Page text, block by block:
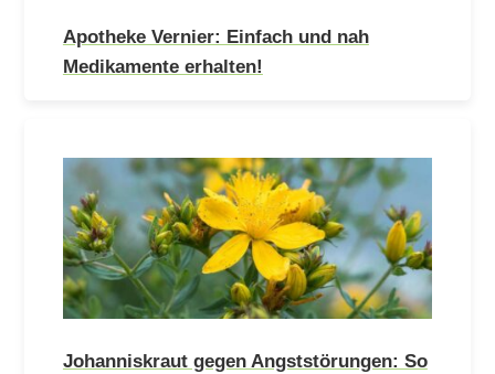
Apotheke Vernier: Einfach und nah
Medikamente erhalten!
Johanniskraut gegen Angststörungen: So